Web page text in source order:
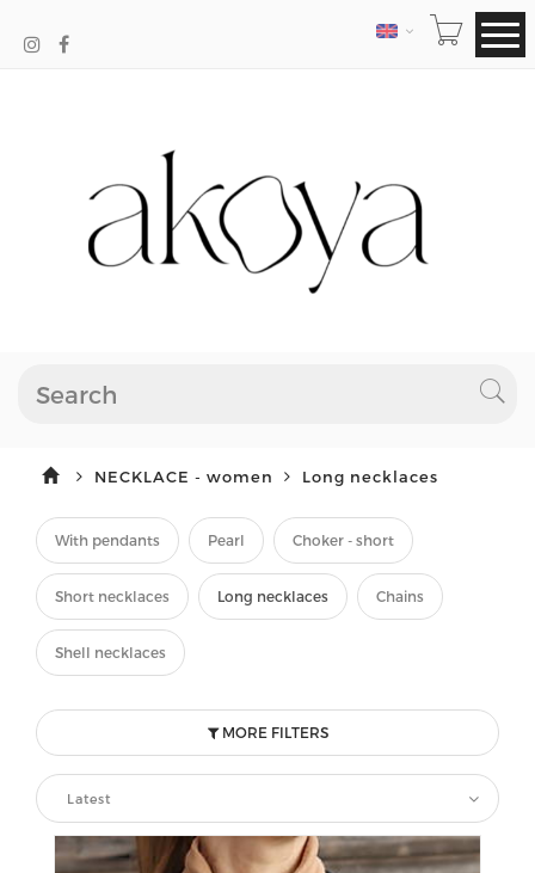
LANGUAGE
NECKLACE - women Long necklaces
With pendants Pearl Choker - short
Short necklaces Long necklaces Chains
Shell necklaces
MORE FILTERS
Latest